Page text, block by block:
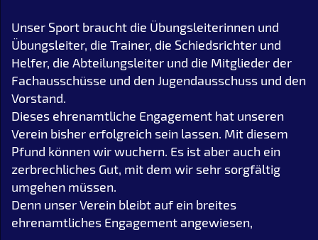
Unser Sport braucht die Übungsleiterinnen und
Übungsleiter, die Trainer, die Schiedsrichter und
Helfer, die Abteilungsleiter und die Mitglieder der
Fachausschüsse und den Jugendausschuss und den
Vorstand.
Dieses ehrenamtliche Engagement hat unseren
Verein bisher erfolgreich sein lassen. Mit diesem
Pfund können wir wuchern. Es ist aber auch ein
zerbrechliches Gut, mit dem wir sehr sorgfältig
umgehen müssen.
Denn unser Verein bleibt auf ein breites
ehrenamtliches Engagement angewiesen,